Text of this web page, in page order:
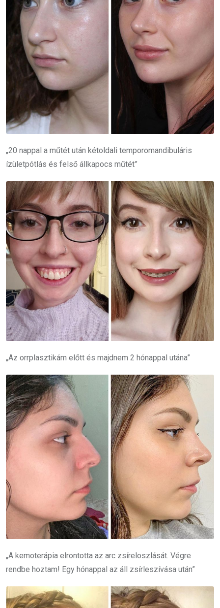
„20 nappal a műtét után kétoldali temporomandibuláris
ízületpótlás és felső állkapocs műtét”
„Az orrplasztikám előtt és majdnem 2 hónappal utána”
„A kemoterápia elrontotta az arc zsíreloszlását. Végre
rendbe hoztam! Egy hónappal az áll zsírleszívása után”